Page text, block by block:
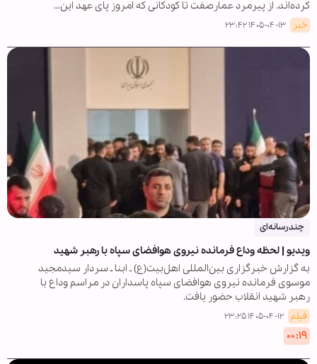
کرده‌اند. از پیرمرد عمارصفت تا کودکانی که امروز پای عهد این…
خبر ۱۴۰۵-۰۴-۱۳ ۲۳:۴۲
چندرسانه‌ای
ویدیو | لحظه وداع فرمانده نیروی هوافضای سپاه با رهبر شهید
به گزارش خبرگزاری بین‌المللی اهل‌بیت(ع) ـ ابنا ـ سردار سیدمجید
موسوی فرمانده نیروی هوافضای سپاه پاسداران در مراسم وداع با
رهبر شهید انقلاب حضور یافت.
فیلم ۱۴۰۵-۰۴-۱۲ ۲۳:۲۵
۰۰:۱۹